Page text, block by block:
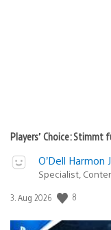
Players’ Choice: Stimmt
O’Dell Harmon
Specialist,
Veröffentlichungsdatum:
3. Aug 2026 8